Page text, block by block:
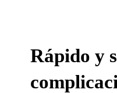
Rápido y